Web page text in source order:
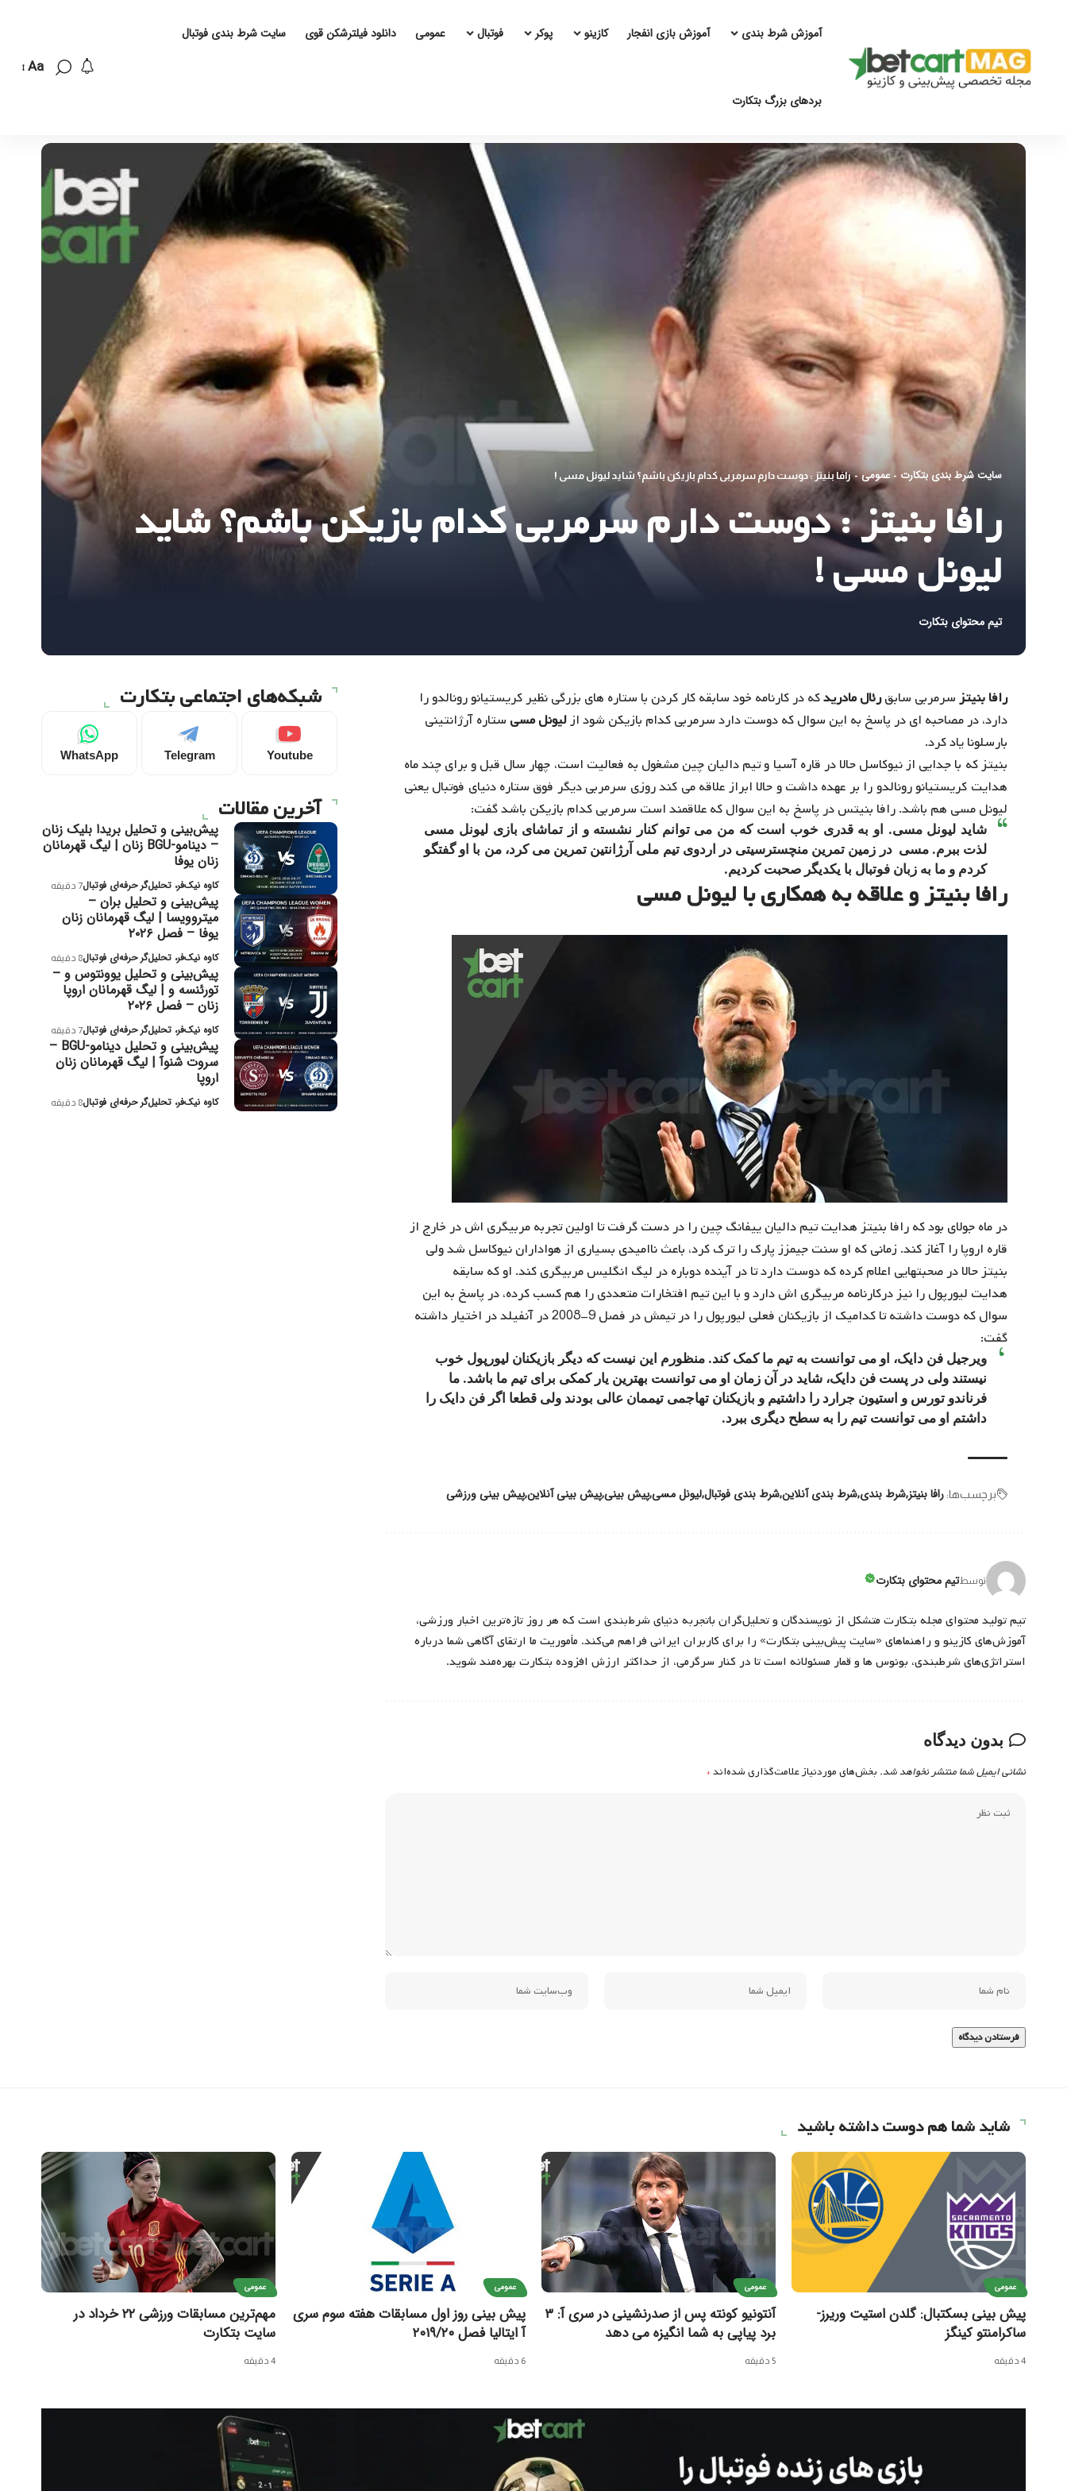
آموزش شرط بندی آموزش بازی انفجار کازینو پوکر فوتبال عمومی دانلود فیلترشکن قوی سایت شرط بندی فوتبال
بردهای بزرگ بتکارت
Aa
سایت شرط بندی بتکارت - عمومی - رافا بنیتز : دوست دارم سرمربی کدام بازیکن باشم؟ شاید لیونل مسی !
رافا بنیتز : دوست دارم سرمربی کدام بازیکن باشم؟ شاید
لیونل مسی !
تیم محتوای بتکارت
رافا بنیتزسرمربی سابقرئال مادریدکه در کارنامه خود سابقه کار کردن با ستاره های بزرگی نظیر کریستیانو رونالدو را
دارد، در مصاحبه ای در پاسخ به این سوال که دوست دارد سرمربی کدام بازیکن شود ازلیونل مسی ستاره آرژانتینی
بارسلونا یاد کرد.
بنیتز که با جدایی از نیوکاسل حالا در قاره آسیا و تیم دالیان چین مشغول به فعالیت است، چهار سال قبل و برای چند ماه
هدایت کریستیانو رونالدو را بر عهده داشت و حالا ابراز علاقه می کند روزی سرمربی دیگر فوق ستاره دنیای فوتبال یعنی
لیونل مسی هم باشد. رافا بنیتس در پاسخ به این سوال که علاقمند است سرمربی کدام بازیکن باشد گفت:
شاید لیونل مسی. او به قدری خوب است که من می توانم کنار نشسته و از تماشای بازی لیونل مسی
لذت ببرم. مسی در زمین تمرین منچسترسیتی در اردوی تیم ملی آرژانتین تمرین می کرد، من با او گفتگو
کردم و ما به زبان فوتبال با یکدیگر صحبت کردیم.
رافا بنیتز و علاقه به همکاری با لیونل مسی
در ماه جولای بود که رافا بنیتز هدایت تیم دالیان ییفانگ چین را در دست گرفت تا اولین تجربه مربیگری اش در خارج از
قاره اروپا را آغاز کند. زمانی که او سنت جیمزز پارک را ترک کرد، باعث ناامیدی بسیاری از هواداران نیوکاسل شد ولی
بنیتز حالا در صحبتهایی اعلام کرده که دوست دارد تا در آینده دوباره در لیگ انگلیس مربیگری کند. او که سابقه
هدایت لیورپول را نیز درکارنامه مربیگری اش دارد و با این تیم افتخارات متعددی را هم کسب کرده، در پاسخ به این
سوال که دوست داشته تا کدامیک از بازیکنان فعلی لیورپول را در تیمش در فصل 9-2008 در آنفیلد در اختیار داشته
گفت:
ویرجیل فن دایک، او می توانست به تیم ما کمک کند. منظورم این نیست که دیگر بازیکنان لیورپول خوب
نیستند ولی در پست فن دایک، شاید در آن زمان او می توانست بهترین یار کمکی برای تیم ما باشد. ما
فرناندو تورس و استیون جرارد را داشتیم و بازیکنان تهاجمی تیممان عالی بودند ولی قطعا اگر فن دایک را
داشتم او می توانست تیم را به سطح دیگری ببرد.
برچسب‌‌ها: رافا بنیتزشرط بندیشرط بندی آنلاینشرط بندی فوتباللیونل مسیپیش بینیپیش بینی آنلاینپیش بینی ورزشی
توسطتیم محتوای بتکارت
تیم تولید محتوای مجله بتکارت متشکل از نویسندگان و تحلیل‌گران باتجربه دنیای شرط‌بندی است که هر روز تازه‌ترین اخبار ورزشی،
آموزش‌های کازینو و راهنماهای «سایت پیش‌بینی بتکارت» را برای کاربران ایرانی فراهم می‌کند. مأموریت ما ارتقای آگاهی شما درباره
استراتژی‌های شرطبندی، بونوس ها و قمار مسئولانه است تا در کنار سرگرمی، از حداکثر ارزش افزوده بتکارت بهره‌مند شوید.
بدون دیدگاه
نشانی ایمیل شما منتشر نخواهد شد. بخش‌های موردنیاز علامت‌گذاری شده‌اند*
شبکه‌های اجتماعی بتکارت
Youtube
Telegram
WhatsApp
آخرین مقالات
پیش‌بینی و تحلیل بریدا بلیک زنان
– دینامو-BGU زنان | لیگ قهرمانان
زنان یوفا
کاوه نیک‌فر، تحلیل‌گر حرفه‌ای فوتبال7 دقیقه
پیش‌بینی و تحلیل بران –
میتروویسا | لیگ قهرمانان زنان
یوفا – فصل ۲۰۲۶
کاوه نیک‌فر، تحلیل‌گر حرفه‌ای فوتبال8 دقیقه
پیش‌بینی و تحلیل یوونتوس و –
تورئنسه و | لیگ قهرمانان اروپا
زنان – فصل ۲۰۲۶
کاوه نیک‌فر، تحلیل‌گر حرفه‌ای فوتبال7 دقیقه
پیش‌بینی و تحلیل دینامو-BGU –
سروت شنوآ | لیگ قهرمانان زنان
اروپا
کاوه نیک‌فر، تحلیل‌گر حرفه‌ای فوتبال8 دقیقه
شاید شما هم دوست داشته باشید
عمومی
پیش بینی بسکتبال: گلدن استیت وریرز-
ساکرامنتو کینگز
4 دقیقه
عمومی
آنتونیو کونته پس از صدرنشینی در سری آ: ۳
برد پیاپی به شما انگیزه می دهد
5 دقیقه
عمومی
پیش بینی روز اول مسابقات هفته سوم سری
آ ایتالیا فصل ۲۰۱۹/۲۰
6 دقیقه
عمومی
مهم‌ترین مسابقات ورزشی ۲۲ خرداد در
سایت بتکارت
4 دقیقه